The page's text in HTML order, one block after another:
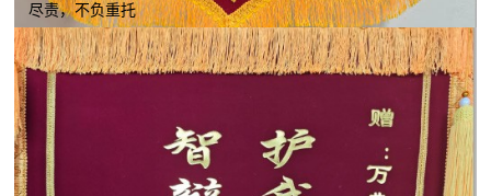
尽责，不负重托